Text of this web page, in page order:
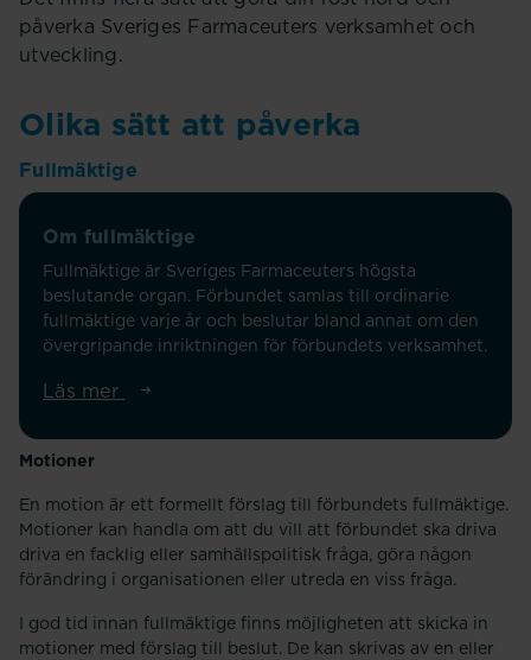
påverka Sveriges Farmaceuters verksamhet och
utveckling.
Olika sätt att påverka
Fullmäktige
Om fullmäktige
Fullmäktige är Sveriges Farmaceuters högsta
beslutande organ. Förbundet samlas till ordinarie
fullmäktige varje år och beslutar bland annat om den
övergripande inriktningen för förbundets verksamhet.
Läs mer
Motioner
En motion är ett formellt förslag till förbundets fullmäktige.
Motioner kan handla om att du vill att förbundet ska driva
driva en facklig eller samhällspolitisk fråga, göra någon
förändring i organisationen eller utreda en viss fråga.
I god tid innan fullmäktige finns möjligheten att skicka in
motioner med förslag till beslut. De kan skrivas av en eller